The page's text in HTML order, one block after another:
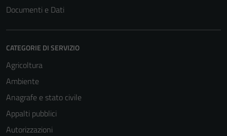
Documenti e Dati
CATEGORIE DI SERVIZIO
Agricoltura
Ambiente
Anagrafe e stato civile
Appalti pubblici
Autorizzazioni